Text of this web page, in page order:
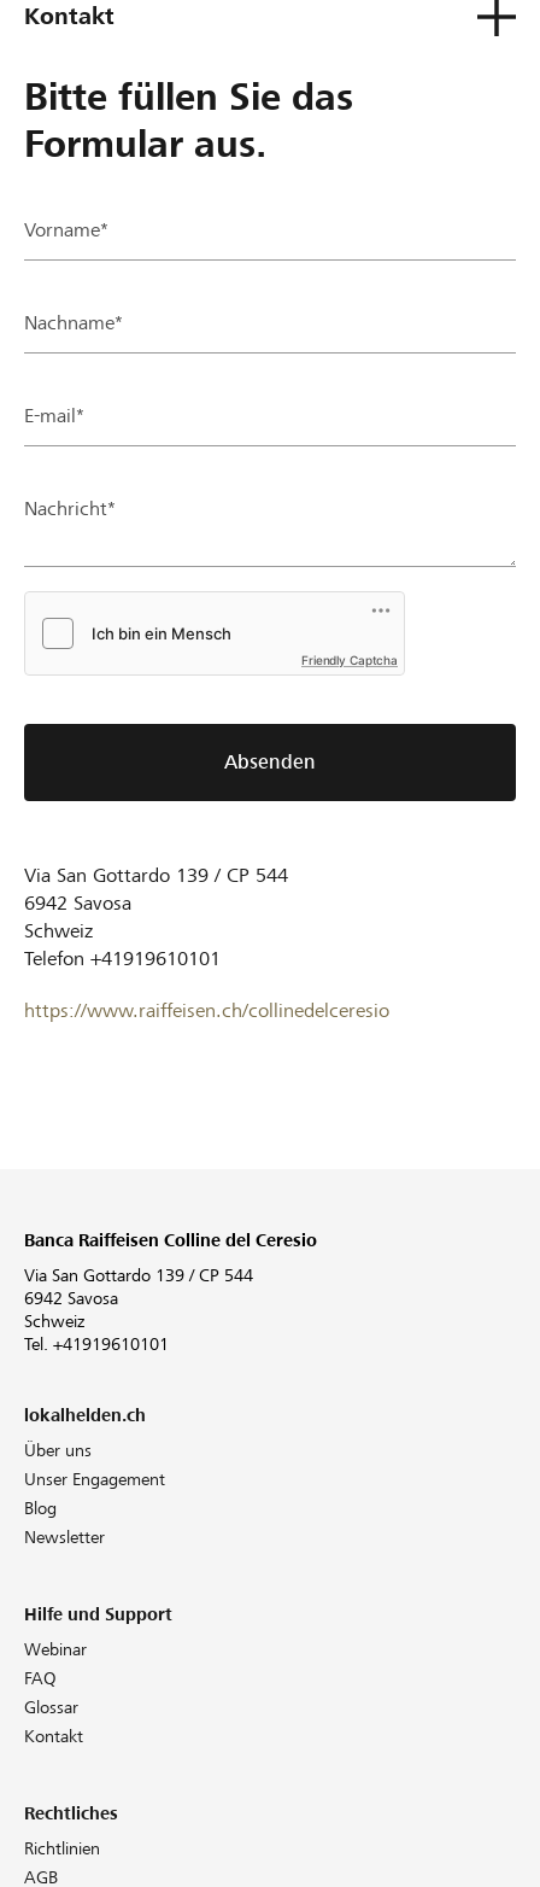
Kontakt
Bitte füllen Sie das
Formular aus.
Vorname*
Nachname*
E-mail*
Nachricht*
Friendly Captcha
Absenden
Via San Gottardo 139 / CP 544
6942 Savosa
Schweiz
Telefon +41919610101
https://www.raiffeisen.ch/collinedelceresio
Banca Raiffeisen Colline del Ceresio
Via San Gottardo 139 / CP 544
6942 Savosa
Schweiz
Tel. +41919610101
lokalhelden.ch
Über uns
Unser Engagement
Blog
Newsletter
Hilfe und Support
Webinar
FAQ
Glossar
Kontakt
Rechtliches
Richtlinien
AGB